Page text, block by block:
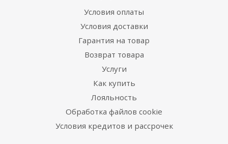
Условия оплаты
Условия доставки
Гарантия на товар
Возврат товара
Услуги
Как купить
Лояльность
Обработка файлов cookie
Условия кредитов и рассрочек